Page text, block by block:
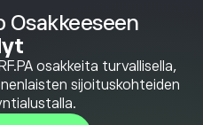
Osakkeeseen
osakkeita turvallisella,
sijoituskohteiden